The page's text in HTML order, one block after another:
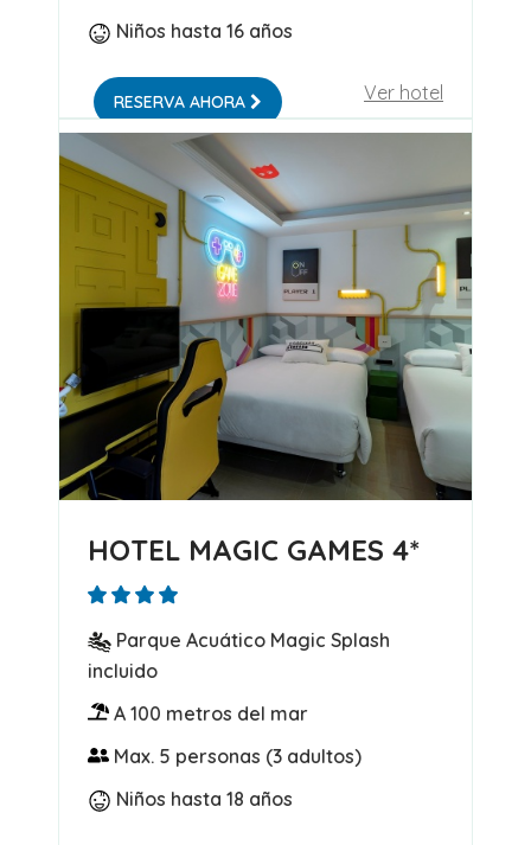
Niños hasta 16 años
RESERVA AHORA Ver hotel
HOTEL MAGIC GAMES 4*
Parque Acuático Magic Splash
incluido
A 100 metros del mar
Max. 5 personas (3 adultos)
Niños hasta 18 años